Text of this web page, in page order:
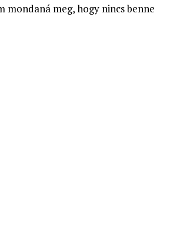
mondaná meg, hogy nincs benne